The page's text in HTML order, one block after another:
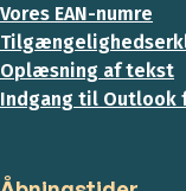
Vores EAN-numre
Oplæsning af tekst
Indgang til Outlook